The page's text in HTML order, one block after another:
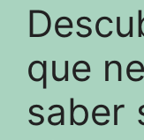
que
saber